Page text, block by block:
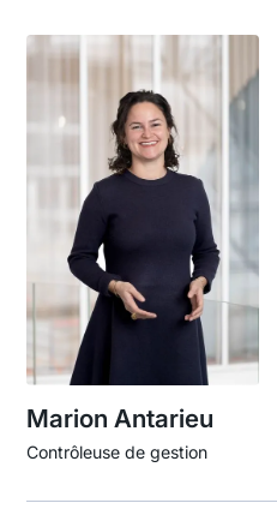
Marion Antarieu
Contrôleuse de gestion